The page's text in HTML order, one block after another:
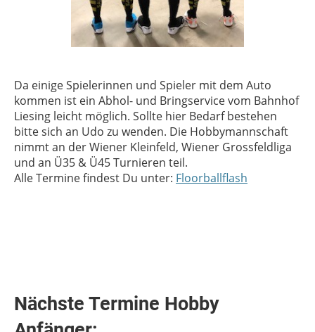
Da einige Spielerinnen und Spieler mit dem Auto
kommen ist ein Abhol- und Bringservice vom Bahnhof
Liesing leicht möglich. Sollte hier Bedarf bestehen
bitte sich an Udo zu wenden. Die Hobbymannschaft
nimmt an der Wiener Kleinfeld, Wiener Grossfeldliga
und an Ü35 & Ü45 Turnieren teil.
Alle Termine findest Du unter: Floorballflash
Nächste Termine Hobby